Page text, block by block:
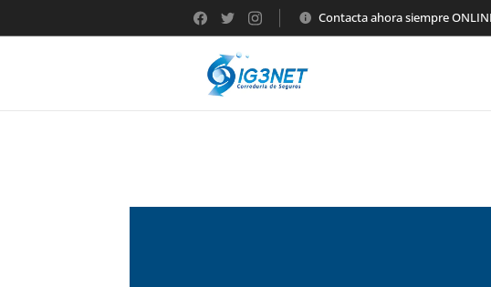
Contacta ahora siempre